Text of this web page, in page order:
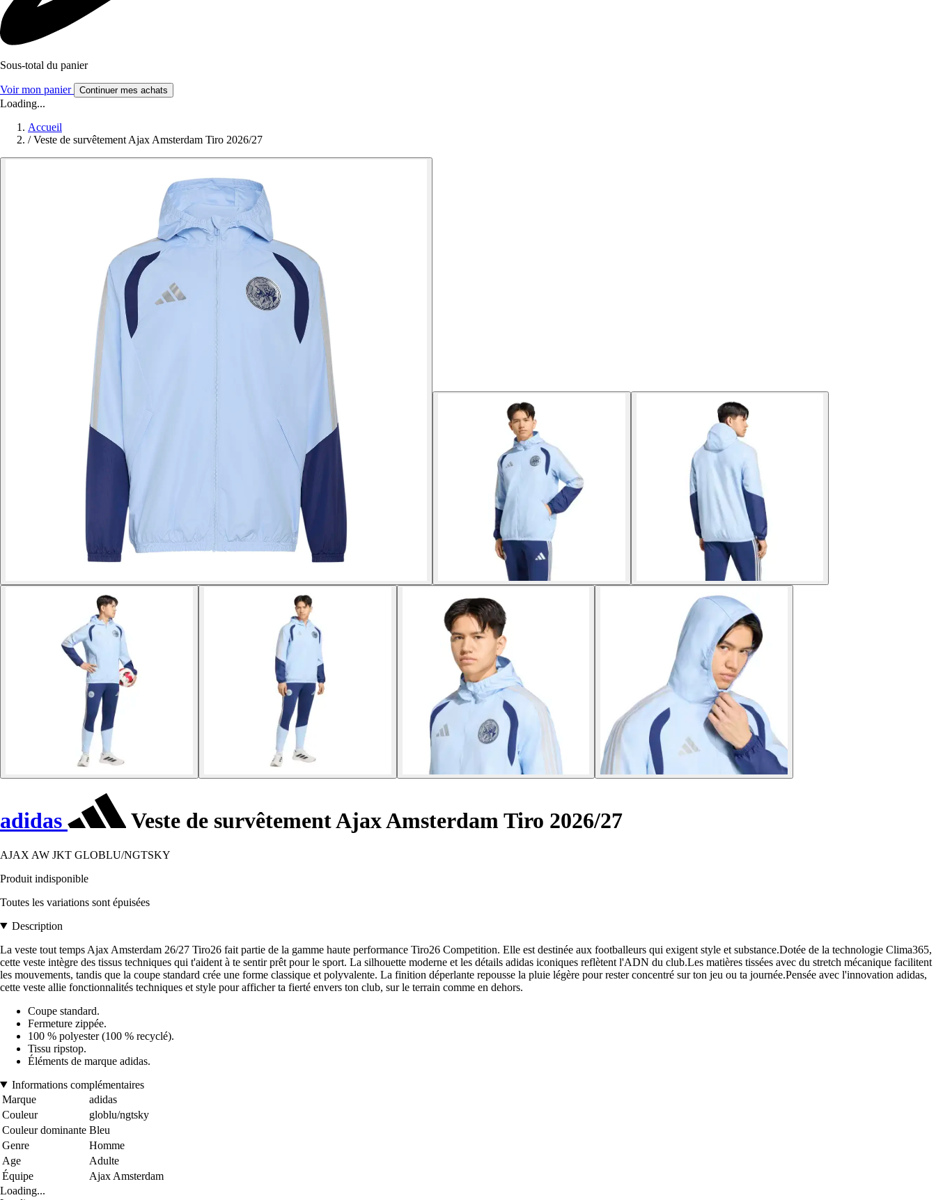
Sous-total du panier
Voir mon panier Continuer mes achats
Loading...
Accueil
/ Veste de survêtement Ajax Amsterdam Tiro 2026/27
adidas Veste de survêtement Ajax Amsterdam Tiro 2026/27
AJAX AW JKT GLOBLU/NGTSKY
Produit indisponible
Toutes les variations sont épuisées
Description
La veste tout temps Ajax Amsterdam 26/27 Tiro26 fait partie de la gamme haute performance Tiro26 Competition. Elle est destinée aux footballeurs qui exigent style et substance.Dotée de la technologie Clima365,
cette veste intègre des tissus techniques qui t'aident à te sentir prêt pour le sport. La silhouette moderne et les détails adidas iconiques reflètent l'ADN du club.Les matières tissées avec du stretch mécanique facilitent
les mouvements, tandis que la coupe standard crée une forme classique et polyvalente. La finition déperlante repousse la pluie légère pour rester concentré sur ton jeu ou ta journée.Pensée avec l'innovation adidas,
cette veste allie fonctionnalités techniques et style pour afficher ta fierté envers ton club, sur le terrain comme en dehors.
Coupe standard.
Fermeture zippée.
100 % polyester (100 % recyclé).
Tissu ripstop.
Éléments de marque adidas.
Informations complémentaires
Marque
adidas
Couleur
globlu/ngtsky
Couleur dominante Bleu
Genre
Homme
Age
Adulte
Équipe
Ajax Amsterdam
Loading...